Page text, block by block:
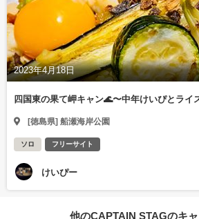
2023年4月18日
四国東の果て岬キャン🌊〜中年けいぴとライ
[徳島県] 船瀬海岸公園
ソロ フリーサイト
けいぴー
他のCAPTAIN STAGのキ